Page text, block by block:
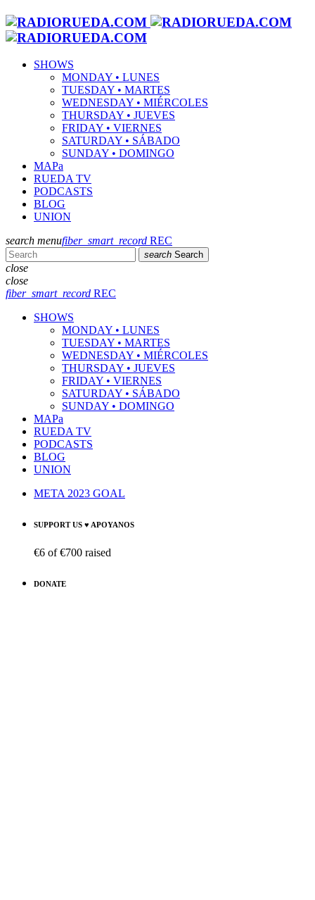
SHOWS
MONDAY • LUNES
TUESDAY • MARTES
WEDNESDAY • MIÉRCOLES
THURSDAY • JUEVES
FRIDAY • VIERNES
SATURDAY • SÁBADO
SUNDAY • DOMINGO
MAPa
RUEDA TV
PODCASTS
BLOG
UNION
search menufiber_smart_record REC
search Search
close
close
fiber_smart_record REC
SHOWS
MONDAY • LUNES
TUESDAY • MARTES
WEDNESDAY • MIÉRCOLES
THURSDAY • JUEVES
FRIDAY • VIERNES
SATURDAY • SÁBADO
SUNDAY • DOMINGO
MAPa
RUEDA TV
PODCASTS
BLOG
UNION
META 2023 GOAL
SUPPORT US ♥ APOYANOS
€6 of€700 raised
DONATE